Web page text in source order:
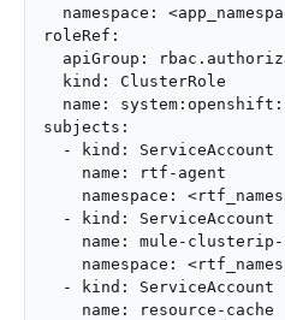
namespace:
roleRef:
apiGroup:
  kind: ClusterRole
name:
subjects:
  - kind: ServiceAccount
    name: rtf-agent
namespace:
  - kind: ServiceAccount
name: mule-
namespace:
  - kind: ServiceAccount
    name: resource-cache